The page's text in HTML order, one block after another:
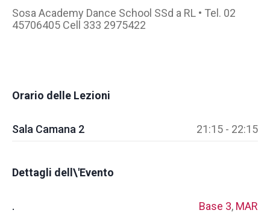
Sosa Academy Dance School SSd a RL • Tel. 02
45706405 Cell 333 2975422
Orario delle Lezioni
Sala Camana 2 21:15 - 22:15
Dettagli dell\'Evento
. Base 3, MAR